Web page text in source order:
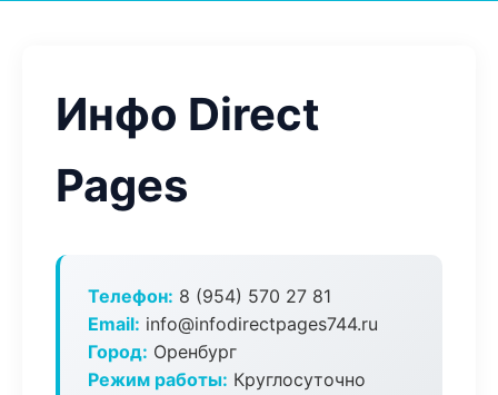
Инфо Direct
Pages
Телефон: 8 (954) 570 27 81
Email: info@infodirectpages744.ru
Город: Оренбург
Режим работы: Круглосуточно